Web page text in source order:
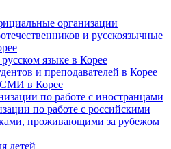
организации
и русскоязычные
языке в Корее
и преподавателей в Корее
СМИ в Корее
по работе с иностранцами
по работе с российскими
проживающими за рубежом
детей